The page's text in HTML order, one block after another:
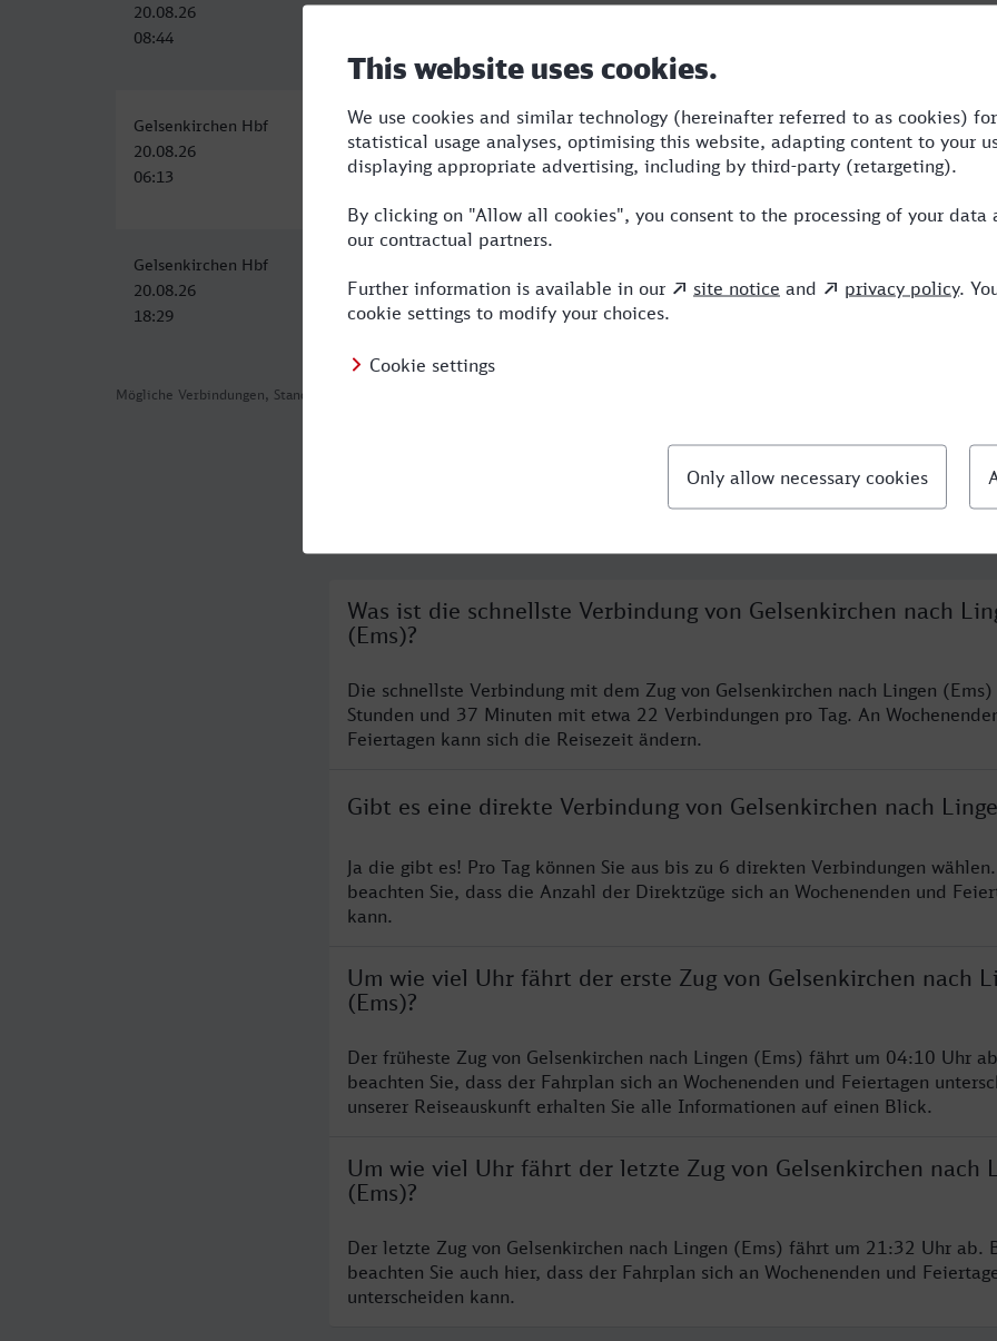
Mögliche Verbindungen, Stand: 2026-08-06 04:16
20.08.26
08:44
20.08.26
Gelsenkirchen Hbf
20.08.26
06:13
Lingen (Ems)
20.08.26
07:54
1:41 1 WFB,ICE
Gelsenkirchen Hbf
20.08.26
18:29
20.08.26
20:54
Was ist die schnellste Verbindung von Gelsenkirchen nach
(Ems)?
Die schnellste Verbindung mit dem Zug von Gelsenkirchen nach Lingen
Stunden und 37 Minuten mit etwa 22 Verbindungen pro Tag. An
Feiertagen kann sich die Reisezeit ändern.
Gibt es eine direkte Verbindung von Gelsenkirchen nach
Ja die gibt es! Pro Tag können Sie aus bis zu 6 direkten Verbindungen
beachten Sie, dass die Anzahl der Direktzüge sich an Wochenenden und
kann.
Um wie viel Uhr fährt der erste Zug von Gelsenkirchen nach
(Ems)?
Der früheste Zug von Gelsenkirchen nach Lingen (Ems) fährt um 04:10 Uhr
beachten Sie, dass der Fahrplan sich an Wochenenden und Feiertagen
unserer Reiseauskunft erhalten Sie alle Informationen auf einen Blick.
Um wie viel Uhr fährt der letzte Zug von Gelsenkirchen nach
(Ems)?
Der letzte Zug von Gelsenkirchen nach Lingen (Ems) fährt um 21:32 Uhr ab.
beachten Sie auch hier, dass der Fahrplan sich an Wochenenden und
unterscheiden kann.